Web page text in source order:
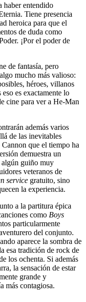
haber entendido
Tiene presencia
heroica para que el
de duda como
¡Por el poder de
de fantasía, pero
mucho más valioso:
héroes, villanos
es exactamente lo
cine para ver a He-Man
además varios
de las inevitables
que el tiempo ha
demuestra un
algún guiño muy
veteranos de
service gratuito, sino
la experiencia.
a la partitura épica
como Boys
particularmente
del conjunto.
aparece la sombra de
esa tradición de rock de
los ochenta. Si además
la sensación de estar
grande y
más contagiosa.